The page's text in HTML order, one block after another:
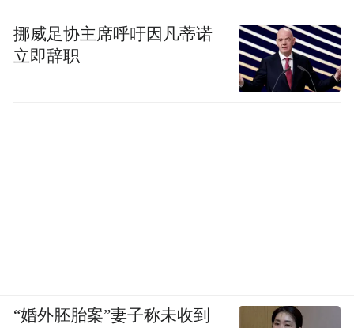
挪威足协主席呼吁因凡蒂诺
立即辞职
“婚外胚胎案”妻子称未收到